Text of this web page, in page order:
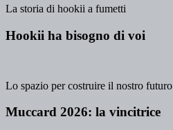
La storia di hookii a fumetti
Hookii ha bisogno di voi
Lo spazio per costruire il nostro futuro
Muccard 2026: la vincitrice